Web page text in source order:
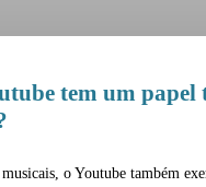
tem um
o Youtube também